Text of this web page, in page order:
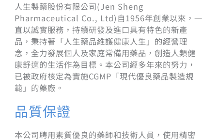
人生製藥股份有限公司(Jen Sheng
Pharmaceutical Co., Ltd)自1956年創業以來，一
直以誠實服務，持續研發及進口具有特色的新產
品，秉持著「人生藥品維護健康人生」的經營理
念，全力發展個人及家庭常備用藥品，創造人類健
康舒適的生活作為目標。本公司經多年來的努力，
已被政府核定為實施CGMP「現代優良藥品製造規
範」的藥廠。
品質保證
本公司聘用素質優良的藥師和技術人員，使用精密